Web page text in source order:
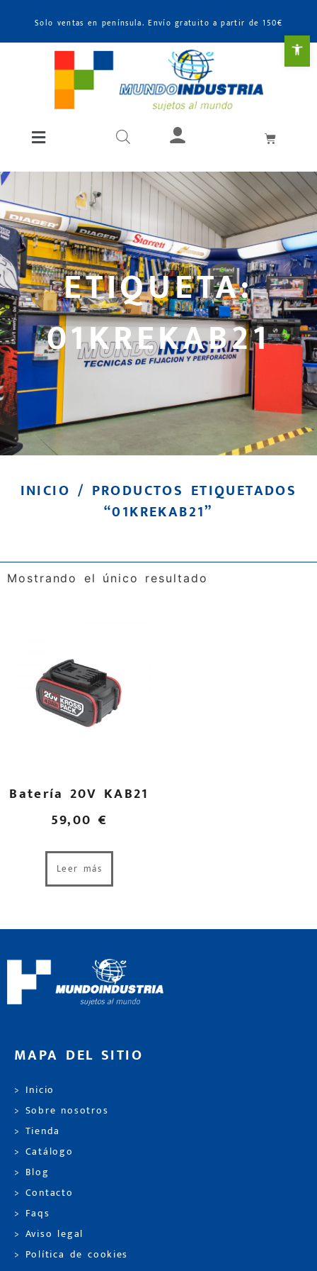
Solo ventas en península. Envío gratuito a partir de 150€
ETIQUETA:
01KREKAB21
INICIO / PRODUCTOS ETIQUETADOS
“01KREKAB21”
Mostrando el único resultado
Batería 20V KAB21
59,00 €
Leer más
MAPA DEL SITIO
> Inicio
> Sobre nosotros
> Tienda
> Catálogo
> Blog
> Contacto
> Faqs
> Aviso legal
> Política de cookies